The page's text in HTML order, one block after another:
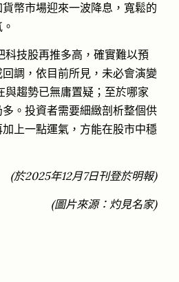
幣市場迎來一波降息，寬鬆的
科技股再推多高，確實難以預
調，依目前所見，未必會演變
與趨勢已無庸置疑；至於哪家
。投資者需要細緻剖析整個供
上一點運氣，方能在股市中穩
(於2025年12月7日刊登於明報)
(圖片來源：灼見名家)